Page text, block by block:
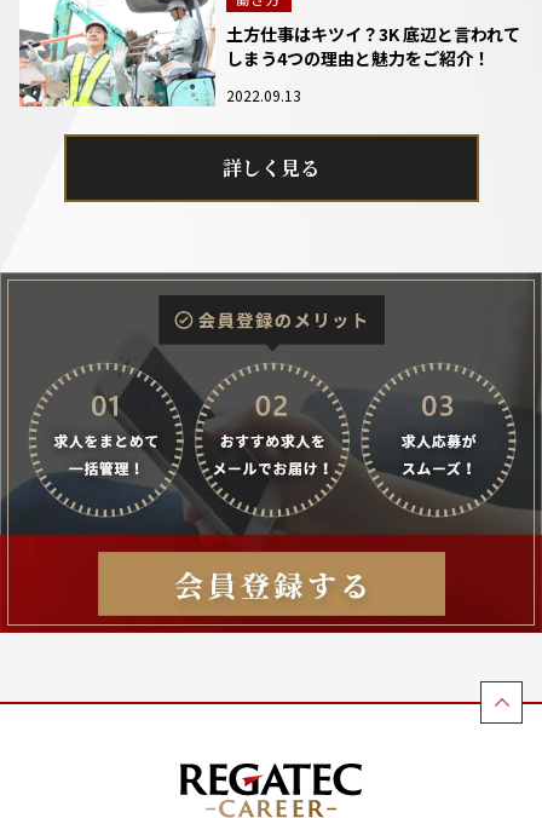
土方仕事はキツイ？3K 底辺と言われて
しまう4つの理由と魅力をご紹介！
2022.09.13
詳しく見る